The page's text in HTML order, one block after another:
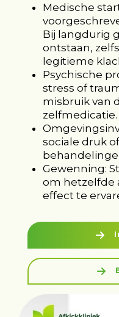
Medische
Bij langdurig
ontstaan,
legitieme
Psychische
stress of
misbruik van
zelfmedicatie.
sociale druk
Gewenning:
om hetzelfde
effect te